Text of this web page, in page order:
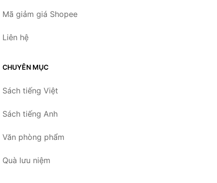
Mã giảm giá Shopee
Liên hệ
CHUYÊN MỤC
Sách tiếng Việt
Sách tiếng Anh
Văn phòng phẩm
Quà lưu niệm